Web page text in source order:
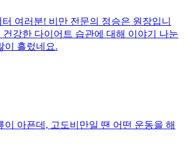
여러분! 비만 전문의 정승은 원장입니
건강한 다이어트 습관에 대해 이야기 나눈
이 흘렀네요.
이 아픈데, 고도비만일 땐 어떤 운동을 해